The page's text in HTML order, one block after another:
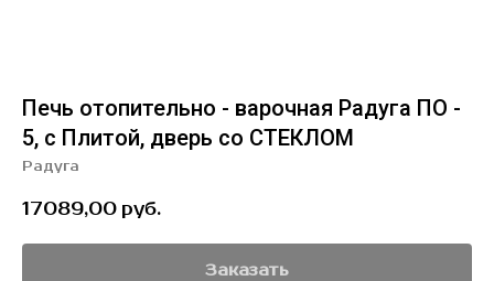
Печь отопительно - варочная Радуга ПО -
5, с Плитой, дверь со СТЕКЛОМ
Радуга
17089,00 руб.
Заказать